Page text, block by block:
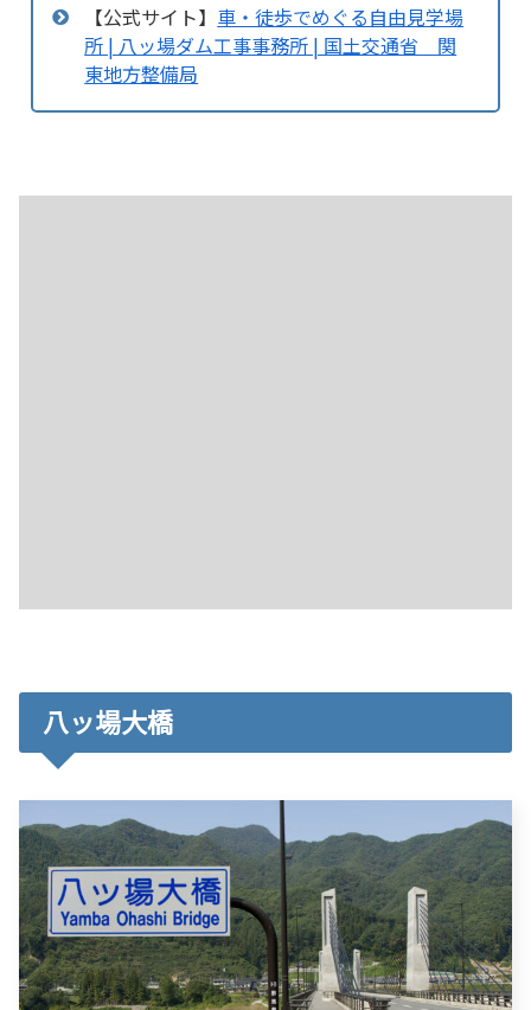
【公式サイト】 車・徒歩でめぐる自由見学場
所 | 八ッ場ダム工事事務所 | 国土交通省 関
東地方整備局
八ッ場大橋